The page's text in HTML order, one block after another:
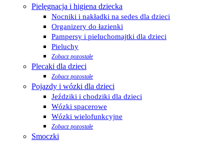
Pielęgnacja i higiena dziecka
Nocniki i nakładki na sedes dla dzieci
Organizery do łazienki
Pampersy i pieluchomajtki dla dzieci
Pieluchy
Zobacz pozostałe
Plecaki dla dzieci
Zobacz pozostałe
Pojazdy i wózki dla dzieci
Jeździki i chodziki dla dzieci
Wózki spacerowe
Wózki wielofunkcyjne
Zobacz pozostałe
Smoczki